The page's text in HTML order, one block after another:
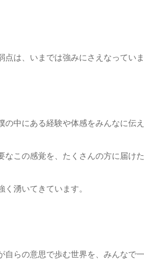
点は、いまでは強みにさえなっていま
の中にある経験や体感をみんなに伝
なこの感覚を、たくさんの方に届け
く湧いてきています。
自らの意思で歩む世界を、みんなで